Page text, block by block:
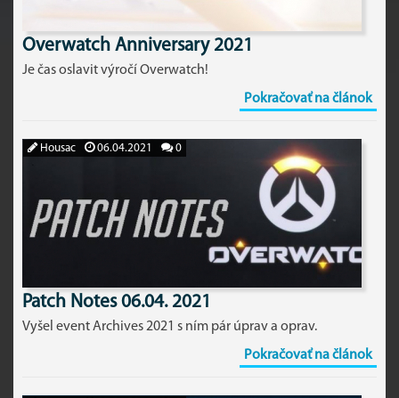
Overwatch Anniversary 2021
Je čas oslavit výročí Overwatch!
Pokračovať na článok
Housac 06.04.2021 0
Patch Notes 06.04. 2021
Vyšel event Archives 2021 s ním pár úprav a oprav.
Pokračovať na článok